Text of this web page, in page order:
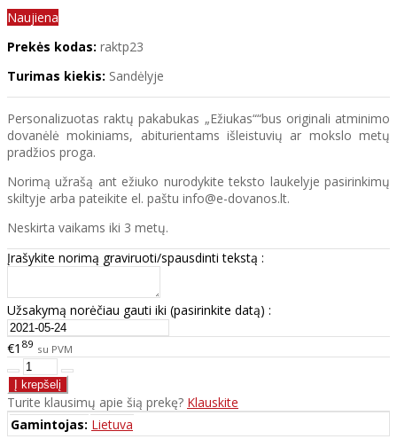
Naujiena
Prekės kodas: raktp23
Turimas kiekis: Sandėlyje
Personalizuotas raktų pakabukas „Ežiukas““bus originali atminimo
dovanėlė mokiniams, abiturientams išleistuvių ar mokslo metų
pradžios proga.
Norimą užrašą ant ežiuko nurodykite teksto laukelyje pasirinkimų
skiltyje arba pateikite el. paštu info@e-dovanos.lt.
Neskirta vaikams iki 3 metų.
Įrašykite norimą graviruoti/spausdinti tekstą :
Užsakymą norėčiau gauti iki (pasirinkite datą) :
€1 89 su PVM
Turite klausimų apie šią prekę? Klauskite
Gamintojas: Lietuva